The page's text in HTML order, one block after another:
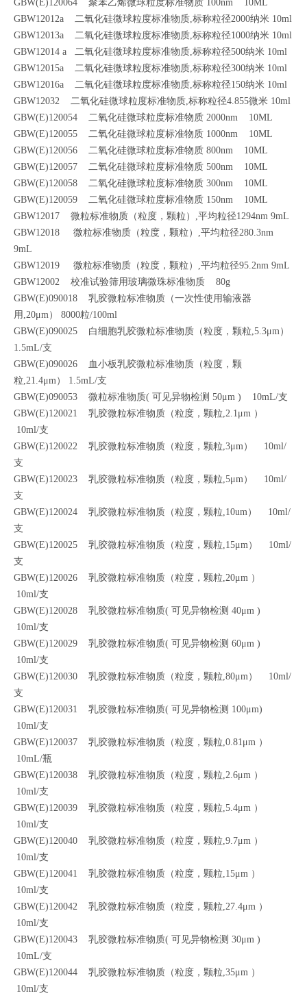
GBW(E)120064 聚苯乙烯微球粒度标准物质 100nm 10ML
GBW12012a 二氧化硅微球粒度标准物质,标称粒径2000纳米 10ml
GBW12013a 二氧化硅微球粒度标准物质,标称粒径1000纳米 10ml
GBW12014 a 二氧化硅微球粒度标准物质,标称粒径500纳米 10ml
GBW12015a 二氧化硅微球粒度标准物质,标称粒径300纳米 10ml
GBW12016a 二氧化硅微球粒度标准物质,标称粒径150纳米 10ml
GBW12032 二氧化硅微球粒度标准物质,标称粒径4.855微米 10ml
GBW(E)120054 二氧化硅微球粒度标准物质 2000nm 10ML
GBW(E)120055 二氧化硅微球粒度标准物质 1000nm 10ML
GBW(E)120056 二氧化硅微球粒度标准物质 800nm 10ML
GBW(E)120057 二氧化硅微球粒度标准物质 500nm 10ML
GBW(E)120058 二氧化硅微球粒度标准物质 300nm 10ML
GBW(E)120059 二氧化硅微球粒度标准物质 150nm 10ML
GBW12017 微粒标准物质（粒度，颗粒）,平均粒径1294nm 9mL
GBW12018 微粒标准物质（粒度，颗粒）,平均粒径280.3nm
9mL
GBW12019 微粒标准物质（粒度，颗粒）,平均粒径95.2nm 9mL
GBW12002 校准试验筛用玻璃微珠标准物质 80g
GBW(E)090018 乳胶微粒标准物质（一次性使用输液器
用,20μm） 8000粒/100ml
GBW(E)090025 白细胞乳胶微粒标准物质（粒度，颗粒,5.3μm）
1.5mL/支
GBW(E)090026 血小板乳胶微粒标准物质（粒度，颗
粒,21.4μm） 1.5mL/支
GBW(E)090053 微粒标准物质( 可见异物检测 50μm ) 10mL/支
GBW(E)120021 乳胶微粒标准物质（粒度，颗粒,2.1μm ）
10ml/支
GBW(E)120022 乳胶微粒标准物质（粒度，颗粒,3μm） 10ml/
支
GBW(E)120023 乳胶微粒标准物质（粒度，颗粒,5μm） 10ml/
支
GBW(E)120024 乳胶微粒标准物质（粒度，颗粒,10um） 10ml/
支
GBW(E)120025 乳胶微粒标准物质（粒度，颗粒,15μm） 10ml/
支
GBW(E)120026 乳胶微粒标准物质（粒度，颗粒,20μm ）
10ml/支
GBW(E)120028 乳胶微粒标准物质( 可见异物检测 40μm )
10ml/支
GBW(E)120029 乳胶微粒标准物质( 可见异物检测 60μm )
10ml/支
GBW(E)120030 乳胶微粒标准物质（粒度，颗粒,80μm） 10ml/
支
GBW(E)120031 乳胶微粒标准物质( 可见异物检测 100μm)
10ml/支
GBW(E)120037 乳胶微粒标准物质（粒度，颗粒,0.81μm ）
10mL/瓶
GBW(E)120038 乳胶微粒标准物质（粒度，颗粒,2.6μm ）
10ml/支
GBW(E)120039 乳胶微粒标准物质（粒度，颗粒,5.4μm ）
10ml/支
GBW(E)120040 乳胶微粒标准物质（粒度，颗粒,9.7μm ）
10ml/支
GBW(E)120041 乳胶微粒标准物质（粒度，颗粒,15μm ）
10ml/支
GBW(E)120042 乳胶微粒标准物质（粒度，颗粒,27.4μm ）
10ml/支
GBW(E)120043 乳胶微粒标准物质( 可见异物检测 30μm )
10mL/支
GBW(E)120044 乳胶微粒标准物质（粒度，颗粒,35μm ）
10ml/支